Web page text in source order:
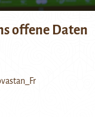
offene Daten